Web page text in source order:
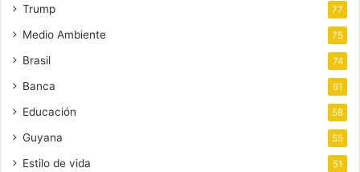
Trump 77
Medio Ambiente 75
Brasil 74
Banca 61
Educación 58
Guyana 55
Estilo de vida 51